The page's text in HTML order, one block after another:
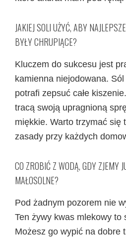
JAKIEJ SOLI UŻYĆ, ABY
BYŁY CHRUPIĄCE?
Kluczem do sukcesu jest
kamienna niejodowana.
potrafi zepsuć całe
tracą swoją upragnioną
miękkie. Warto trzymać się
zasady przy każdych
CO ZROBIĆ Z WODĄ, GDY ZJEMY
MAŁOSOLNE?
Pod żadnym pozorem nie
Ten żywy kwas mlekowy to
Możesz go wypić na dobre